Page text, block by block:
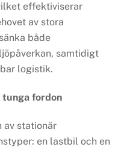
effektiviserar
av stora
både
samtidigt
logistik.
fordon
av stationär
en lastbil och en